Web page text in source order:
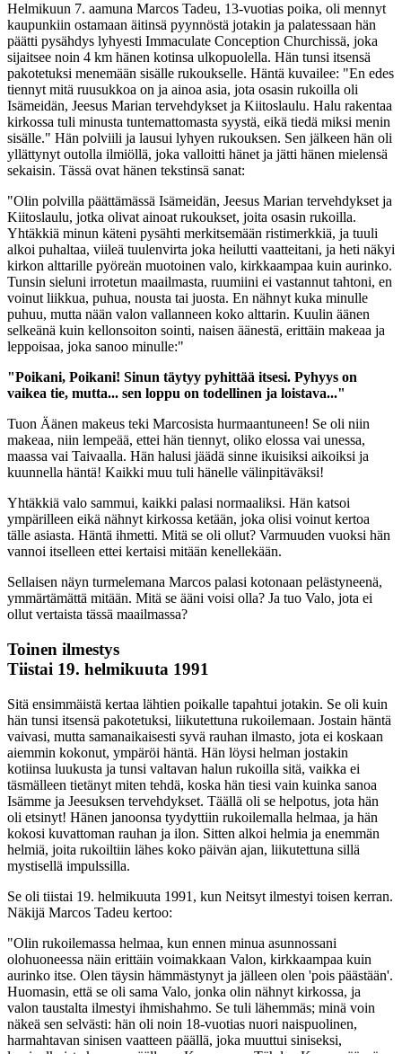
Helmikuun 7. aamuna Marcos Tadeu, 13-vuotias poika, oli mennyt
kaupunkiin ostamaan äitinsä pyynnöstä jotakin ja palatessaan hän
päätti pysähdys lyhyesti Immaculate Conception Churchissä, joka
sijaitsee noin 4 km hänen kotinsa ulkopuolella. Hän tunsi itsensä
pakotetuksi menemään sisälle rukoukselle. Häntä kuvailee: "En edes
tiennyt mitä ruusukkoa on ja ainoa asia, jota osasin rukoilla oli
Isämeidän, Jeesus Marian tervehdykset ja Kiitoslaulu. Halu rakentaa
kirkossa tuli minusta tuntemattomasta syystä, eikä tiedä miksi menin
sisälle." Hän polviili ja lausui lyhyen rukouksen. Sen jälkeen hän oli
yllättynyt outolla ilmiöllä, joka valloitti hänet ja jätti hänen mielensä
sekaisin. Tässä ovat hänen tekstinsä sanat:
"Olin polvilla päättämässä Isämeidän, Jeesus Marian tervehdykset ja
Kiitoslaulu, jotka olivat ainoat rukoukset, joita osasin rukoilla.
Yhtäkkiä minun käteni pysähti merkitsemään ristimerkkiä, ja tuuli
alkoi puhaltaa, viileä tuulenvirta joka heilutti vaatteitani, ja heti näkyi
kirkon alttarille pyöreän muotoinen valo, kirkkaampaa kuin aurinko.
Tunsin sieluni irrotetun maailmasta, ruumiini ei vastannut tahtoni, en
voinut liikkua, puhua, nousta tai juosta. En nähnyt kuka minulle
puhuu, mutta nään valon vallanneen koko alttarin. Kuulin äänen
selkeänä kuin kellonsoiton sointi, naisen äänestä, erittäin makeaa ja
leppoisaa, joka sanoo minulle:"
"Poikani, Poikani! Sinun täytyy pyhittää itsesi. Pyhyys on
vaikea tie, mutta... sen loppu on todellinen ja loistava..."
Tuon Äänen makeus teki Marcosista hurmaantuneen! Se oli niin
makeaa, niin lempeää, ettei hän tiennyt, oliko elossa vai unessa,
maassa vai Taivaalla. Hän halusi jäädä sinne ikuisiksi aikoiksi ja
kuunnella häntä! Kaikki muu tuli hänelle välinpitäväksi!
Yhtäkkiä valo sammui, kaikki palasi normaaliksi. Hän katsoi
ympärilleen eikä nähnyt kirkossa ketään, joka olisi voinut kertoa
tälle asiasta. Häntä ihmetti. Mitä se oli ollut? Varmuuden vuoksi hän
vannoi itselleen ettei kertaisi mitään kenellekään.
Sellaisen näyn turmelemana Marcos palasi kotonaan pelästyneenä,
ymmärtämättä mitään. Mitä se ääni voisi olla? Ja tuo Valo, jota ei
ollut vertaista tässä maailmassa?
Toinen ilmestys
Tiistai 19. helmikuuta 1991
Sitä ensimmäistä kertaa lähtien poikalle tapahtui jotakin. Se oli kuin
hän tunsi itsensä pakotetuksi, liikutettuna rukoilemaan. Jostain häntä
vaivasi, mutta samanaikaisesti syvä rauhan ilmasto, jota ei koskaan
aiemmin kokonut, ympäröi häntä. Hän löysi helman jostakin
kotiinsa luukusta ja tunsi valtavan halun rukoilla sitä, vaikka ei
täsmälleen tietänyt miten tehdä, koska hän tiesi vain kuinka sanoa
Isämme ja Jeesuksen tervehdykset. Täällä oli se helpotus, jota hän
oli etsinyt! Hänen janoonsa tyydyttiin rukoilemalla helmaa, ja hän
kokosi kuvattoman rauhan ja ilon. Sitten alkoi helmia ja enemmän
helmiä, joita rukoiltiin lähes koko päivän ajan, liikutettuna sillä
mystisellä impulssilla.
Se oli tiistai 19. helmikuuta 1991, kun Neitsyt ilmestyi toisen kerran.
Näkijä Marcos Tadeu kertoo:
"Olin rukoilemassa helmaa, kun ennen minua asunnossani
olohuoneessa näin erittäin voimakkaan Valon, kirkkaampaa kuin
aurinko itse. Olen täysin hämmästynyt ja jälleen olen 'pois päästään'.
Huomasin, että se oli sama Valo, jonka olin nähnyt kirkossa, ja
valon taustalta ilmestyi ihmishahmo. Se tuli lähemmäs; minä voin
näkeä sen selvästi: hän oli noin 18-vuotias nuori naispuolinen,
harmahtavan sinisen vaatteen päällä, joka muuttui siniseksi,